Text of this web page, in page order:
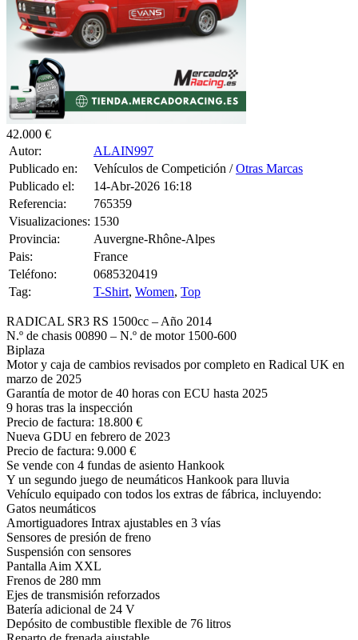
42.000 €
Autor:
Publicado en:
Vehículos de Competición /
Publicado el:
14-Abr-2026 16:18
Referencia:
765359
Visualizaciones:
1530
Provincia:
Auvergne-Rhône-Alpes
Pais:
France
Teléfono:
0685320419
Tag:
T-Shirt,Women
RADICAL SR3 RS 1500cc – Año 2014
N.º de chasis 00890 – N.º de motor 1500-600
Biplaza
Motor y caja de cambios revisados por completo en Radical UK en
marzo de 2025
Garantía de motor de 40 horas con ECU hasta 2025
9 horas tras la inspección
Precio de factura: 18.800 €
Nueva GDU en febrero de 2023
Precio de factura: 9.000 €
Se vende con 4 fundas de asiento Hankook
Y un segundo juego de neumáticos Hankook para lluvia
Vehículo equipado con todos los extras de fábrica, incluyendo:
Gatos neumáticos
Amortiguadores Intrax ajustables en 3 vías
Sensores de presión de freno
Suspensión con sensores
Pantalla Aim XXL
Frenos de 280 mm
Ejes de transmisión reforzados
Batería adicional de 24 V
Depósito de combustible flexible de 76 litros
Reparto de frenada ajustable
Pads vinilo para conductor y pasajero